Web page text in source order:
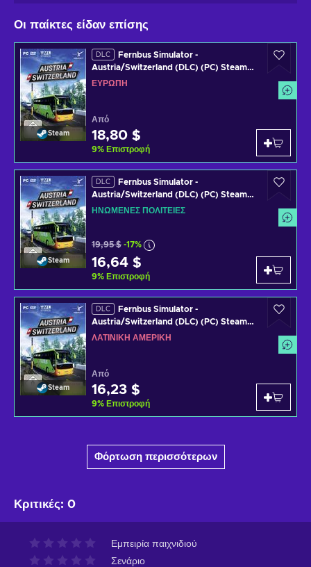
Οι παίκτες είδαν επίσης
Steam
DLC
Fernbus Simulator -
Austria/Switzerland (DLC) (PC) Steam
Key EUROPE
ΕΥΡΏΠΗ
Από
18,80 $
9% Επιστροφή
Steam
DLC
Fernbus Simulator -
Austria/Switzerland (DLC) (PC) Steam
Key UNITED STATES
ΗΝΩΜΈΝΕΣ ΠΟΛΙΤΕΊΕΣ
19,95 $ -17%
16,64 $
9% Επιστροφή
Steam
DLC
Fernbus Simulator -
Austria/Switzerland (DLC) (PC) Steam
Key LATAM
ΛΑΤΙΝΙΚΉ ΑΜΕΡΙΚΉ
Από
16,23 $
9% Επιστροφή
Φόρτωση περισσότερων
Κριτικές: 0
Εμπειρία παιχνιδιού
Σενάριο